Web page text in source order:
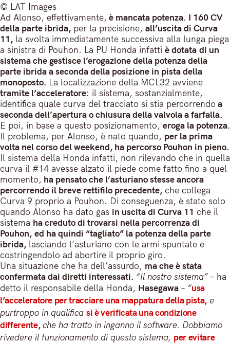
© LAT Images
Ad Alonso, effettivamente, è mancata potenza. I 160 CV
della parte ibrida, per la precisione, all’uscita di Curva
11, la svolta immediatamente successiva alla lunga piega
a sinistra di Pouhon. La PU Honda infatti è dotata di un
sistema che gestisce l’erogazione della potenza della
parte ibrida a seconda della posizione in pista della
monoposto. La localizzazione della MCL32 avviene
tramite l’acceleratore: il sistema, sostanzialmente,
identifica quale curva del tracciato si stia percorrendo a
seconda dell’apertura o chiusura della valvola a farfalla.
E poi, in base a questo posizionamento, eroga la potenza.
Il problema, per Alonso, è nato quando, per la prima
volta nel corso del weekend, ha percorso Pouhon in pieno.
Il sistema della Honda infatti, non rilevando che in quella
curva il #14 avesse alzato il piede come fatto fino a quel
momento, ha pensato che l’asturiano stesse ancora
percorrendo il breve rettifilo precedente, che collega
Curva 9 proprio a Pouhon. Di conseguenza, è stato solo
quando Alonso ha dato gas in uscita di Curva 11 che il
sistema ha creduto di trovarsi nella percorrenza di
Pouhon, ed ha quindi “tagliato” la potenza della parte
ibrida, lasciando l’asturiano con le armi spuntate e
costringendolo ad abortire il proprio giro.
Una situazione che ha dell’assurdo, ma che è stata
confermata dai diretti interessati. “Il nostro sistema” – ha
detto il responsabile della Honda, Hasegawa – “usa
l’acceleratore per tracciare una mappatura della pista,e
purtroppo in qualifica si è verificata una condizione
differente,che ha tratto in inganno il software. Dobbiamo
rivedere il funzionamento di questo sistema, per evitare